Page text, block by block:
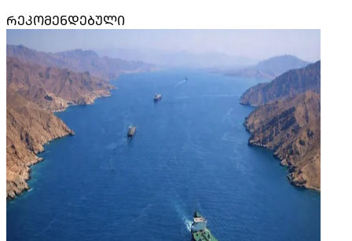
ᲠᲔᲙᲝᲛᲔᲜᲓᲔᲑᲣᲚᲘ